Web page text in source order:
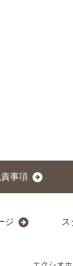
事項
ジ ス